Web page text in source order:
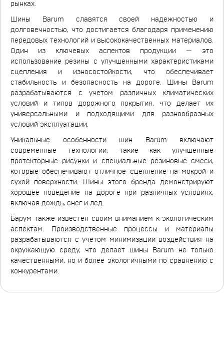
рынках.
Шины Barum славятся своей надежностью и
долговечностью, что достигается благодаря применению
передовых технологий и высококачественных материалов.
Один из ключевых аспектов продукции — это
использование резины с улучшенными характеристиками
сцепления и износостойкости, что обеспечивает
стабильность и безопасность на дороге. Шины Barum
разрабатываются с учетом различных климатических
условий и типов дорожного покрытия, что делает их
универсальными и подходящими для разнообразных
условий эксплуатации.
Уникальные особенности шин Barum включают
современные технологии, такие как улучшенные
протекторные рисунки и специальные резиновые смеси,
которые обеспечивают отличное сцепление на мокрой и
сухой поверхности. Шины этого бренда демонстрируют
хорошее поведение на дороге при различных условиях,
включая дождь, снег и лед.
Барум также известен своим вниманием к экологическим
аспектам. Производственные процессы и материалы
разрабатываются с учетом минимизации воздействия на
окружающую среду, что делает шины Barum не только
качественными, но и более экологичными по сравнению с
конкурентами.